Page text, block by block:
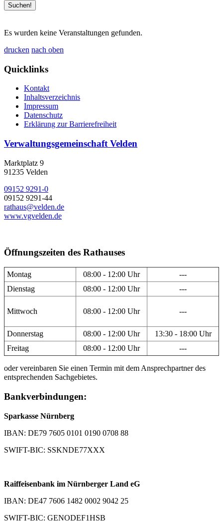
Es wurden keine Veranstaltungen gefunden.
drucken nach oben
Quicklinks
Kontakt
Inhaltsverzeichnis
Impressum
Datenschutz
Erklärung zur Barrierefreiheit
Verwaltungsgemeinschaft Velden
Marktplatz 9
91235 Velden
09152 9291-0
09152 9291-44
rathaus@velden.de
www.vgvelden.de
Öffnungszeiten des Rathauses
Montag 08:00 - 12:00 Uhr
---
Dienstag
08:00 - 12:00 Uhr ---
Mittwoch 08:00 - 12:00 Uhr ---
Donnerstag 08:00 - 12:00 Uhr
13:30 - 18:00 Uhr
Freitag
08:00 - 12:00 Uhr ---
oder vereinbaren Sie einen Termin mit dem Ansprechpartner des
entsprechenden Sachgebietes.
Bankverbindungen:
Sparkasse Nürnberg
IBAN: DE79 7605 0101 0190 0708 88
SWIFT-BIC: SSKNDE77XXX
Raiffeisenbank im Nürnberger Land eG
IBAN: DE47 7606 1482 0002 9042 25
SWIFT-BIC: GENODEF1HSB